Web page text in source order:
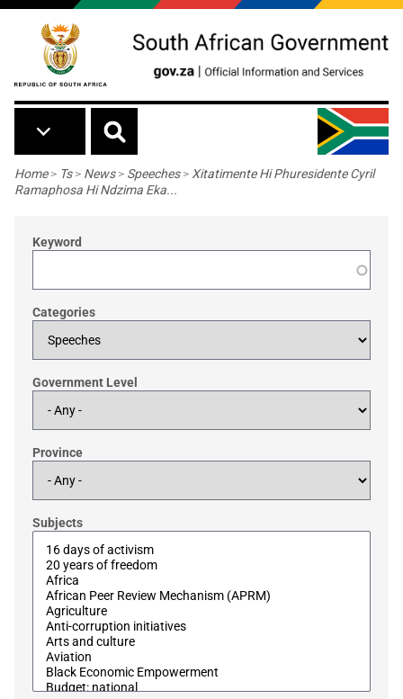
Skip to main content
Breadcrumb
Home> Ts> News> Speeches> Xitatimente Hi Phuresidente Cyril
Ramaphosa Hi Ndzima Eka...
Keyword
Categories
Government Level
Province
Subjects